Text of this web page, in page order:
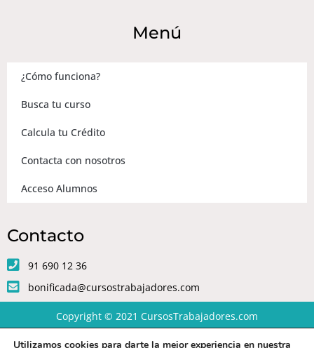
Menú
¿Cómo funciona?
Busca tu curso
Calcula tu Crédito
Contacta con nosotros
Acceso Alumnos
Contacto
91 690 12 36
bonificada@cursostrabajadores.com
Copyright © 2021 CursosTrabajadores.com
Utilizamos cookies para darte la mejor experiencia en nuestra